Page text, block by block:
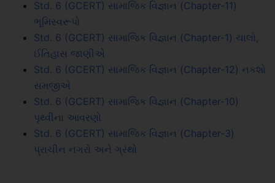
Std. 6 (GCERT) સામાજિક વિજ્ઞાન (Chapter-11)
ભૂમિસ્વરૂપો
Std. 6 (GCERT) સામાજિક વિજ્ઞાન (Chapter-1) ચાલો,
ઈતિહાસ જાણીએ
Std. 6 (GCERT) સામાજિક વિજ્ઞાન (Chapter-12) નકશો
સમજીએ
Std. 6 (GCERT) સામાજિક વિજ્ઞાન (Chapter-10)
પૃથ્વીના આવરણો
Std. 6 (GCERT) સામાજિક વિજ્ઞાન (Chapter-3)
પ્રાચીન નગરો અને ગ્રંથો